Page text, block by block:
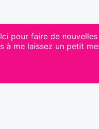
Ici pour faire de
s à me laissez un petit